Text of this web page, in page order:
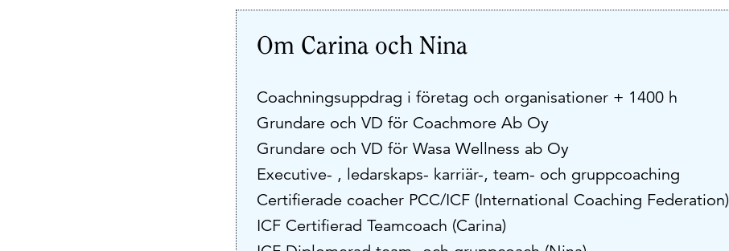
Om Carina och Nina
Coachningsuppdrag i företag och organisationer + 1400 h
Grundare och VD för Coachmore Ab Oy
Grundare och VD för Wasa Wellness ab Oy
Executive- , ledarskaps- karriär-, team- och gruppcoaching
Certifierade coacher PCC/ICF (International Coaching Federation)
ICF Certifierad Teamcoach (Carina)